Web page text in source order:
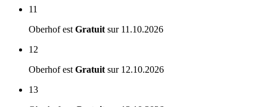
11
Oberhof est Gratuit sur 11.10.2026
12
Oberhof est Gratuit sur 12.10.2026
13